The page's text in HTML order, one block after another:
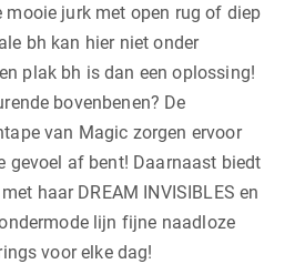
mooie jurk met open rug of diep
bh kan hier niet onder
plak bh is dan een oplossing!
bovenbenen? De
van Magic zorgen ervoor
gevoel af bent! Daarnaast biedt
haar DREAM INVISIBLES en
ondermode lijn fijne naadloze
voor elke dag!